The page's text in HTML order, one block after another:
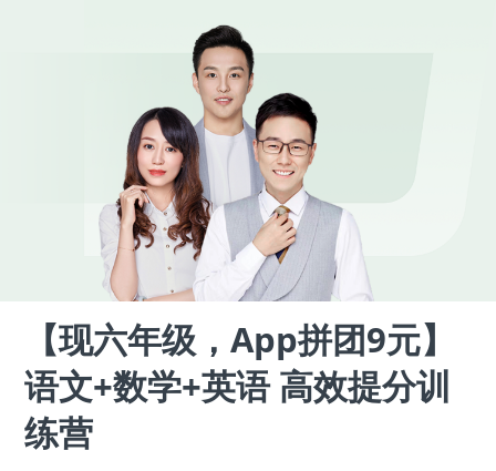
【现六年级，App拼团9元】
语文+数学+英语 高效提分训
练营